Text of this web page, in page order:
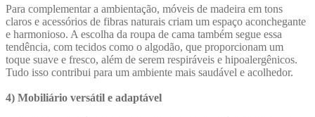
Para complementar a ambientação, móveis de madeira em tons
claros e acessórios de fibras naturais criam um espaço aconchegante
e harmonioso. A escolha da roupa de cama também segue essa
tendência, com tecidos como o algodão, que proporcionam um
toque suave e fresco, além de serem respiráveis e hipoalergênicos.
Tudo isso contribui para um ambiente mais saudável e acolhedor.
4) Mobiliário versátil e adaptável